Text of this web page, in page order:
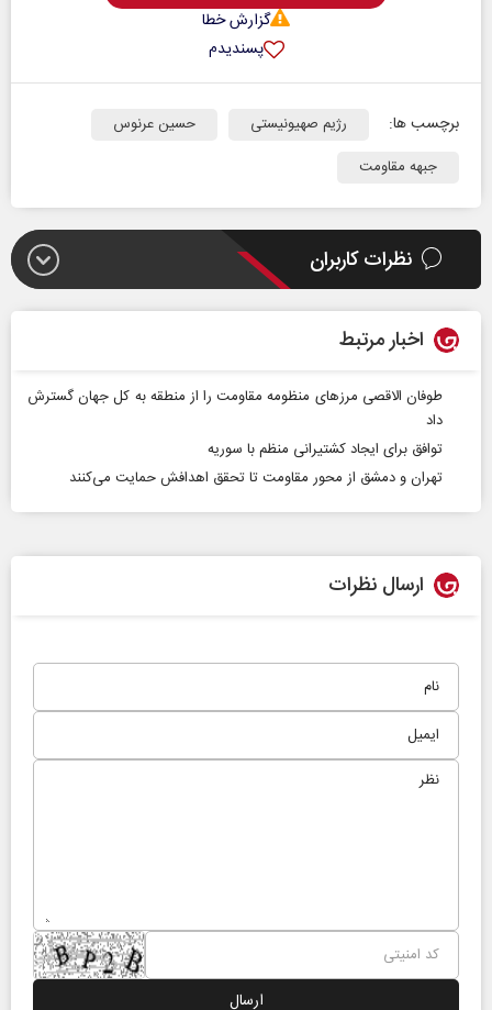
گزارش خطا
پسندیدم
برچسب ها: رژیم صهیونیستی
حسین عرنوس
جبهه مقاومت
نظرات کاربران
اخبار مرتبط
طوفان الاقصی مرز‌های منظومه مقاومت را از منطقه به کل جهان گسترش
داد
توافق برای ایجاد کشتیرانی منظم با سوریه
تهران و دمشق از محور مقاومت تا تحقق اهدافش حمایت می‌کنند
ارسال نظرات